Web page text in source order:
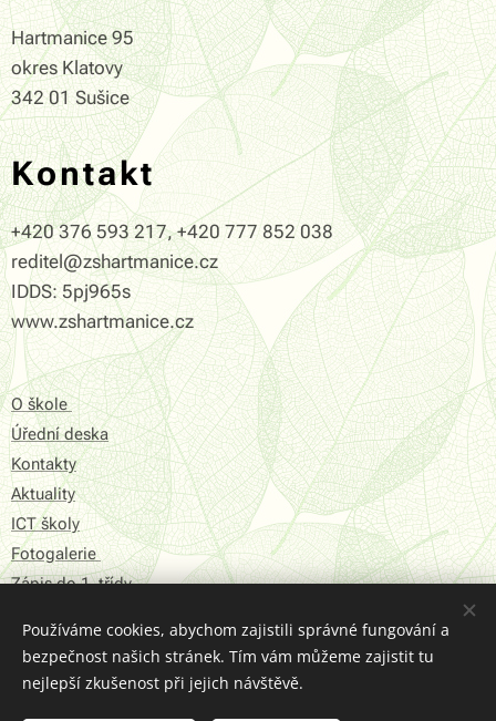
Hartmanice 95
okres Klatovy
342 01 Sušice
Kontakt
+420 376 593 217, +420 777 852 038
reditel@zshartmanice.cz
IDDS: 5pj965s
www.zshartmanice.cz
O škole
Úřední deska
Kontakty
Aktuality
ICT školy
Fotogalerie
Zápis do 1. třídy
Prohlášení o přístupnosti
Struktura Stránek
Používáme cookies, abychom zajistili správné fungování a
bezpečnost našich stránek. Tím vám můžeme zajistit tu
nejlepší zkušenost při jejich návštěvě.